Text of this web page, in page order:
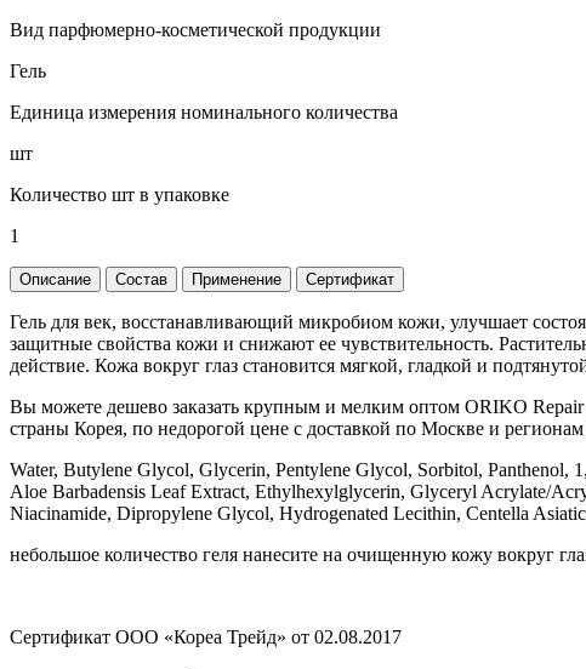
Вид парфюмерно-косметической продукции
Гель
Единица измерения номинального количества
шт
Количество шт в упаковке
1
Описание Состав Применение Сертификат
Гель для век, восстанавливающий микробиом кожи, улучшает
защитные свойства кожи и снижают ее чувствительность.
действие. Кожа вокруг глаз становится мягкой, гладкой и
Вы можете дешево заказать крупным и мелким оптом ORIKO
страны Корея, по недорогой цене с доставкой по Москве и
Water, Butylene Glycol, Glycerin, Pentylene Glycol, Sorbitol, Panthenol,
Aloe Barbadensis Leaf Extract, Ethylhexylglycerin, Glyceryl Acrylate/
Niacinamide, Dipropylene Glycol, Hydrogenated Lecithin, Centella
небольшое количество геля нанесите на очищенную кожу вокруг
Сертификат ООО «Кореа Трейд» от 02.08.2017